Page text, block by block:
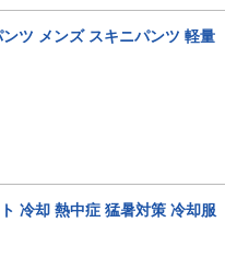
ツ メンズ スキニパンツ 軽量
冷却 熱中症 猛暑対策 冷却服